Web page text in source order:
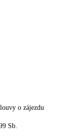
o zájezdu
Sb.